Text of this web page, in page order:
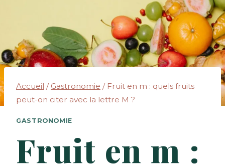
Accueil / Gastronomie / Fruit en m : quels fruits
peut-on citer avec la lettre M ?
GASTRONOMIE
Fruit en m :